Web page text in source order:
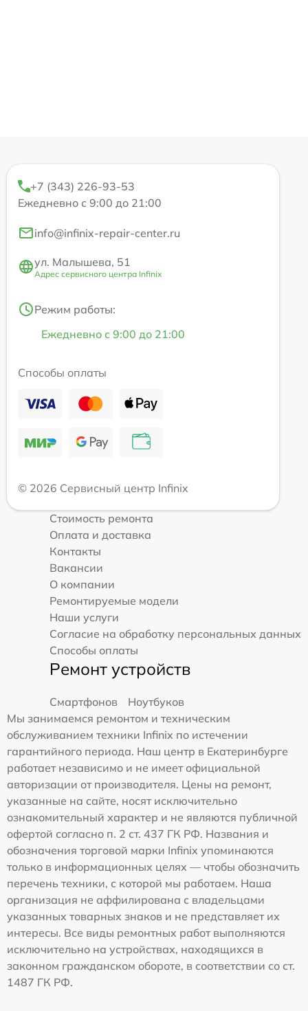
+7 (343) 226-93-53
Ежедневно с 9:00 до 21:00
info@infinix-repair-center.ru
ул. Малышева, 51
Адрес сервисного центра Infinix
Режим работы:
Ежедневно с 9:00 до 21:00
Способы оплаты
© 2026 Сервисный центр Infinix
Стоимость ремонта
Оплата и доставка
Контакты
Вакансии
О компании
Ремонтируемые модели
Наши услуги
Согласие на обработку персональных данных
Способы оплаты
Ремонт устройств
Смартфонов
Ноутбуков
Мы занимаемся ремонтом и техническим
обслуживанием техники Infinix по истечении
гарантийного периода. Наш центр в Екатеринбурге
работает независимо и не имеет официальной
авторизации от производителя. Цены на ремонт,
указанные на сайте, носят исключительно
ознакомительный характер и не являются публичной
офертой согласно п. 2 ст. 437 ГК РФ. Названия и
обозначения торговой марки Infinix упоминаются
только в информационных целях — чтобы обозначить
перечень техники, с которой мы работаем. Наша
организация не аффилирована с владельцами
указанных товарных знаков и не представляет их
интересы. Все виды ремонтных работ выполняются
исключительно на устройствах, находящихся в
законном гражданском обороте, в соответствии со ст.
1487 ГК РФ.